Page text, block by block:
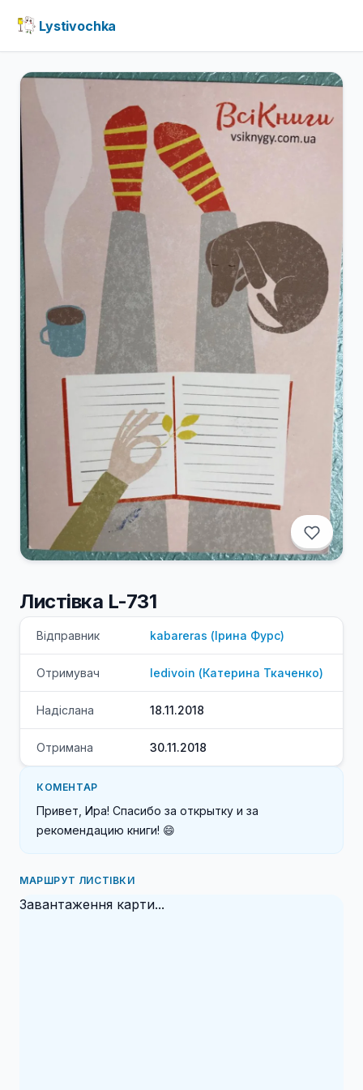
Lystivochka
Листівка L-731
Відправник kabareras (Ірина Фурс)
Отримувач ledivoin (Катерина Ткаченко)
Надіслана 18.11.2018
Отримана 30.11.2018
КОМЕНТАР
Привет, Ира! Спасибо за открытку и за
рекомендацию книги! 😄
МАРШРУТ ЛИСТІВКИ
Завантаження карти...